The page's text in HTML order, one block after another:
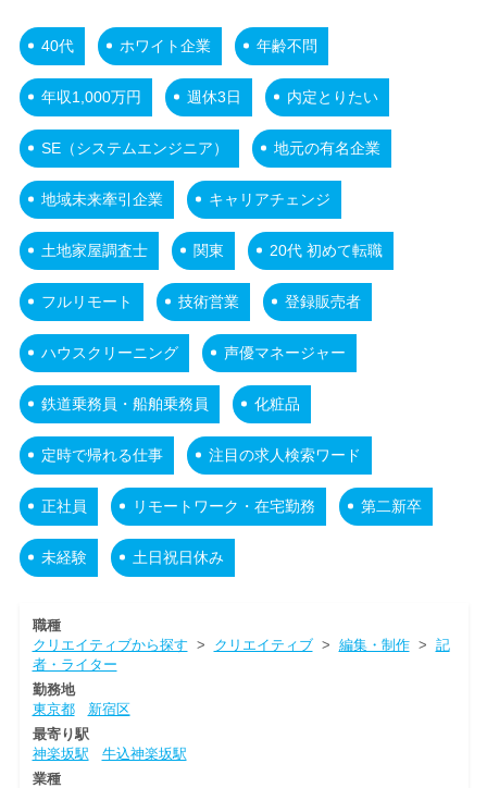
40代 ホワイト企業 年齢不問
年収1,000万円 週休3日 内定とりたい
SE（システムエンジニア） 地元の有名企業
地域未来牽引企業 キャリアチェンジ
土地家屋調査士 関東 20代 初めて転職
フルリモート 技術営業 登録販売者
ハウスクリーニング 声優マネージャー
鉄道乗務員・船舶乗務員 化粧品
定時で帰れる仕事 注目の求人検索ワード
正社員 リモートワーク・在宅勤務 第二新卒
未経験 土日祝日休み
職種
クリエイティブから探す > クリエイティブ> 編集・制作> 記
者・ライター
勤務地
東京都
新宿区
最寄り駅
神楽坂駅
牛込神楽坂駅
業種